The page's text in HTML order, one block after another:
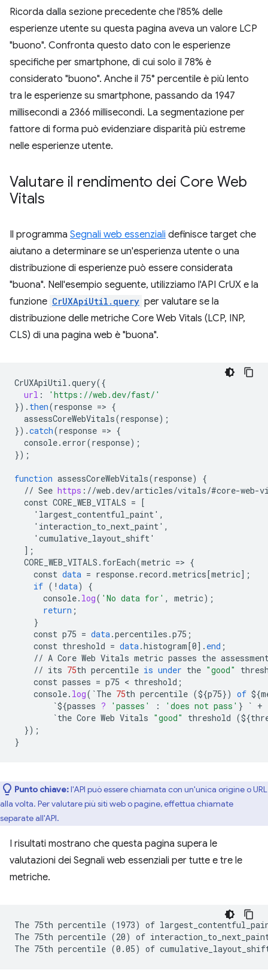
Ricorda dalla sezione precedente che l'85% delle
esperienze utente su questa pagina aveva un valore LCP
"buono". Confronta questo dato con le esperienze
specifiche per smartphone, di cui solo il 78% è
considerato "buono". Anche il 75° percentile è più lento
tra le esperienze su smartphone, passando da 1947
millisecondi a 2366 millisecondi. La segmentazione per
fattore di forma può evidenziare disparità più estreme
nelle esperienze utente.
Valutare il rendimento dei Core Web
Vitals
Il programma Segnali web essenziali definisce target che
aiutano a determinare se un'esperienza utente o una
distribuzione di esperienze può essere considerata
"buona". Nell'esempio seguente, utilizziamo l'API CrUX e la
funzione CrUXApiUtil.query per valutare se la
distribuzione delle metriche Core Web Vitals (LCP, INP,
CLS) di una pagina web è "buona".
CrUXApiUtil .query({
url :
'https://web.dev/fast/'
}). then(response => {
assessCoreWebVitals(response);
}).catch(response => {
console. error(response);
});
function assessCoreWebVitals(response)
{
// See https : //web .dev/articles/vitals/#core-web-
const CORE_WEB_VITALS = [
    'largest_contentful_paint',
    'interaction_to_next_paint',
    'cumulative_layout_shift'
] ;
CORE_WEB_VITALS . forEach(metric => {
const data = response. record .metrics[metric] ;
if ( ! data)
{
console. log( 'No data for' , metric);
return ;
}
const p75 = data.percentiles .p75 ;
const threshold = data.histogram[0] . end ;
// A Core Web Vitals metric passes the
// its 75th percentile is under the "good"
const passes = p75 < threshold ;
console. log( `The 75th percentile (${p75}) of ${
`${passes ? 'passes' : 'does not pass' } ` +
`the Core Web Vitals "good" threshold (${
});
}
Punto chiave:l'API può essere chiamata con un'unica origine o URL
alla volta. Per valutare più siti web o pagine, effettua chiamate
separate all'API.
I risultati mostrano che questa pagina supera le
valutazioni dei Segnali web essenziali per tutte e tre le
metriche.
The 75th percentile (1973) of
The 75th percentile (20) of